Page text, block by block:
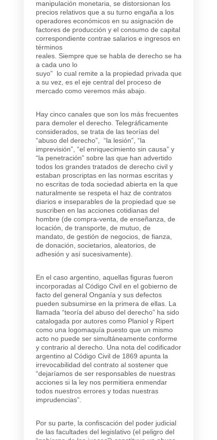
manipulación monetaria, se distorsionan los
precios relativos que a su turno engaña a los
operadores económicos en su asignación de
factores de producción y el consumo de capital
correspondiente contrae salarios e ingresos en
términos
reales. Siempre que se habla de derecho se habla
a cada uno lo
suyo” lo cual remite a la propiedad privada que,
a su vez, es el eje central del proceso de
mercado como veremos más abajo.
Hay cinco canales que son los más frecuentes
para demoler el derecho. Telegráficamente
considerados, se trata de las teorías del
“abuso del derecho”, “la lesión”, “la
imprevisión”, “el enriquecimiento sin causa” y
“la penetración” sobre las que han advertido
todos los grandes tratados de derecho civil y
estaban proscriptas en las normas escritas y
no escritas de toda sociedad abierta en la que
naturalmente se respeta el haz de contratos
diarios e inseparables de la propiedad que se
suscriben en las acciones cotidianas del
hombre (de compra-venta, de enseñanza, de
locación, de transporte, de mutuo, de
mandato, de gestión de negocios, de fianza,
de donación, societarios, aleatorios, de
adhesión y así sucesivamente).
En el caso argentino, aquellas figuras fueron
incorporadas al Código Civil en el gobierno de
facto del general Onganía y sus defectos
pueden subsumirse en la primera de ellas. La
llamada “teoría del abuso del derecho” ha sido
catalogada por autores como Planiol y Ripert
como una logomaquía puesto que un mismo
acto no puede ser simultáneamente conforme
y contrario al derecho. Una nota del codificador
argentino al Código Civil de 1869 apunta la
irrevocabilidad del contrato al sostener que
“dejaríamos de ser responsables de nuestras
acciones si la ley nos permitiera enmendar
todos nuestros errores y todas nuestras
imprudencias”.
Por su parte, la confiscación del poder judicial
de las facultades del legislativo (el peligro del